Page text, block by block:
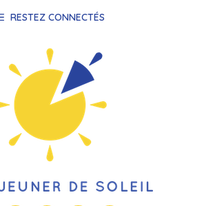
RESTEZ CONNECTÉS